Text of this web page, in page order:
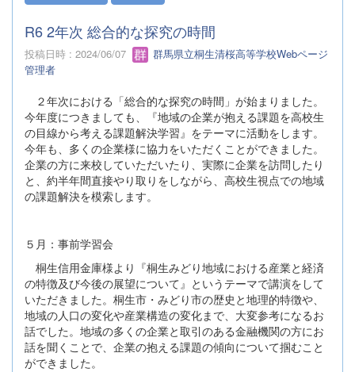
R6 2年次 総合的な探究の時間
投稿日時 : 2024/06/07
群馬県立桐生清桜高等学校Webページ
管理者
２年次における「総合的な探究の時間」が始まりました。
今年度につきましても、『地域の企業が抱える課題を高校生
の目線から考える課題解決学習』をテーマに活動をします。
今年も、多くの企業様に協力をいただくことができました。
企業の方に来校していただいたり、実際に企業を訪問したり
と、約半年間直接やり取りをしながら、高校生視点での地域
の課題解決を模索します。
５月：事前学習会
桐生信用金庫様より『桐生みどり地域における産業と経済
の特徴及び今後の展望について』というテーマで講演をして
いただきました。桐生市・みどり市の歴史と地理的特徴や、
地域の人口の変化や産業構造の変化まで、大変参考になるお
話でした。地域の多くの企業と取引のある金融機関の方にお
話を聞くことで、企業の抱える課題の傾向について掴むこと
ができました。